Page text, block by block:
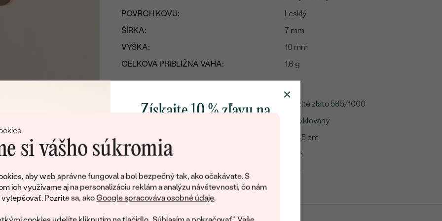
si vášho súkromia
aby web správne fungoval a bol bezpečný tak, ako očakávate. S
ich využívame aj na personalizáciu reklám a analýzu návštevnosti, čo nám
Pozrite sa, akoGoogle spracováva osobné údaje.
POVRCH KOVU:
Lesklý
ŠÍRKA:
7 mm
VÝŠKA:
10 mm
CELKOVÁ PRIBLIŽNÁ VÁHA:
1.6 g
14k žlté zlato 585/1000
Recyklovaný
40-45 cm
ŠÍRKA:
1 mm
TYP:
Ankr
Náhrdelník
Získajte 10 % zľavu na
poctivo vyrábaných šperkov Eppi.
Ako darček na privítanie vám
obratom pošleme zľavový kód na